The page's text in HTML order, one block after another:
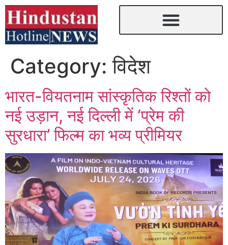
Category:विदेश
भारत-वियतनाम सांस्कृतिक रिश्तों को
नई उड़ान, नई दिल्ली में ‘प्रेम की
सुरधारा’ फिल्म का भव्य प्रीमियर